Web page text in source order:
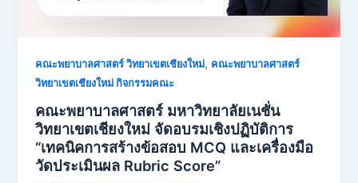
คณะพยาบาลศาสตร์ วิทยาเขตเชียงใหม่, คณะพยาบาลศาสตร์
วิทยาเขตเชียงใหม่ กิจกรรมคณะ
คณะพยาบาลศาสตร์ มหาวิทยาลัยเนชั่น
วิทยาเขตเชียงใหม่ จัดอบรมเชิงปฏิบัติการ
“เทคนิคการสร้างข้อสอบ MCQ และเครื่องมือ
วัดประเมินผล Rubric Score”